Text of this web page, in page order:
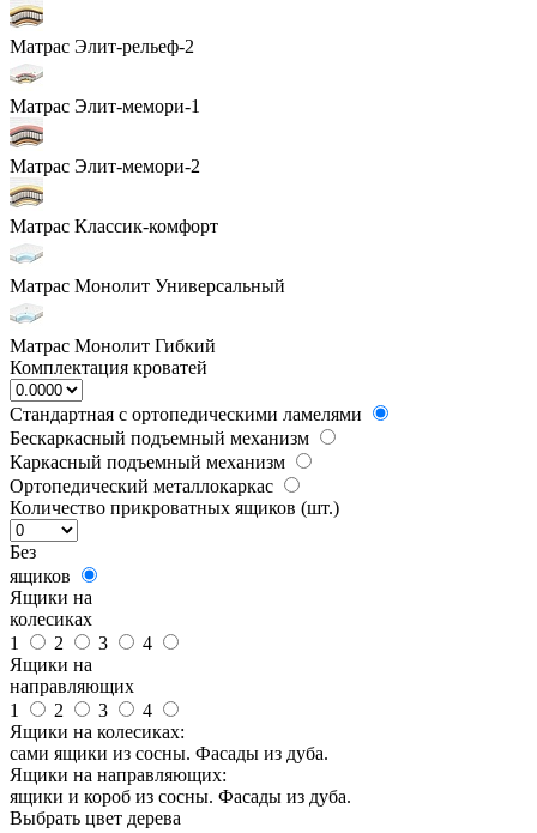
Матрас Элит-рельеф-2
Матрас Элит-мемори-1
Матрас Элит-мемори-2
Матрас Классик-комфорт
Матрас Монолит Универсальный
Матрас Монолит Гибкий
Комплектация кроватей
Стандартная с ортопедическими ламелями
Бескаркасный подъемный механизм
Каркасный подъемный механизм
Ортопедический металлокаркас
Количество прикроватных ящиков (шт.)
Без
ящиков
Ящики на
колесиках
1
2 3
4
Ящики на
направляющих
1
2 3
4
Ящики на колесиках:
сами ящики из сосны. Фасады из дуба.
Ящики на направляющих:
ящики и короб из сосны. Фасады из дуба.
Выбрать цвет дерева